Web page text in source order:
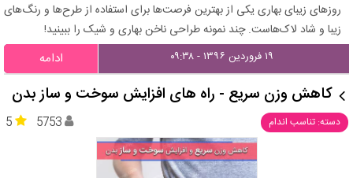
روزهای زیبای بهاری یکی از بهترین فرصت‌ها برای استفاده از طرح‌ها و رنگ‌های
زیبا و شاد لاک‌هاست. چند نمونه طراحی ناخن بهاری و شیک را ببینید!
۱۹ فروردین ۱۳۹۶ - ۰۹:۳۸ ادامه
کاهش وزن سریع - راه های افزایش سوخت و ساز بدن
دسته: تناسب اندام 5 5753